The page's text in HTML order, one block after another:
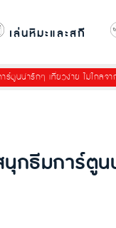
เล่นหิมะและสกี
ร์ตูนน่ารักๆ เที่ยวง่าย ไม่ไกลจา
กธีมการ์ตูน